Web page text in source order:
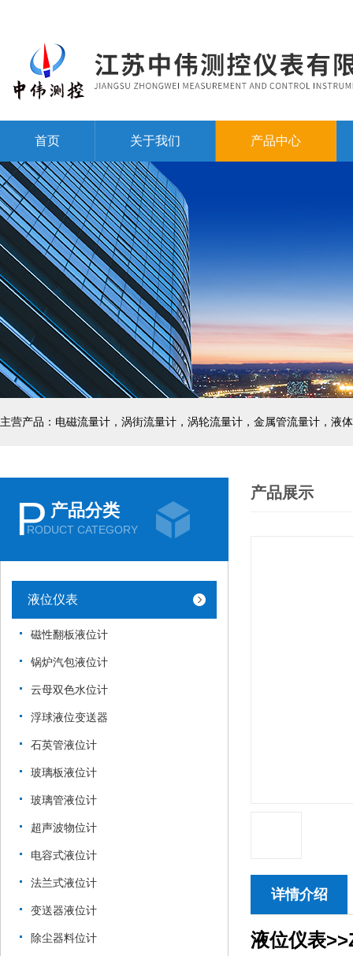
首页 关于我们 产品中心
主营产品：电磁流量计，涡街流量计，涡轮流量计，金属管流量计，液
P 产品分类
RODUCT CATEGORY
液位仪表
磁性翻板液位计
锅炉汽包液位计
云母双色水位计
浮球液位变送器
石英管液位计
玻璃板液位计
玻璃管液位计
超声波物位计
电容式液位计
法兰式液位计
变送器液位计
除尘器料位计
产品展示
详情介绍
液位仪表